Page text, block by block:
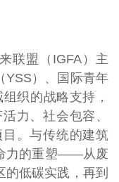
联盟（IGFA）主
YSS）、国际青年
织的战略支持，
力、社会包容、
。与传统的建筑
力的重塑——从废
低碳实践，再到